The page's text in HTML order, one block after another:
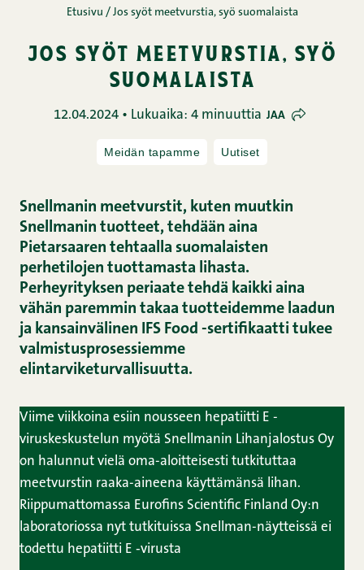
Etusivu / Jos syöt meetvurstia, syö suomalaista
jos syöt meetvurstia, syö
suomalaista
12.04.2024 • Lukuaika: 4 minuuttia JAA
Meidän tapamme Uutiset
Snellmanin meetvurstit, kuten muutkin
Snellmanin tuotteet, tehdään aina
Pietarsaaren tehtaalla suomalaisten
perhetilojen tuottamasta lihasta.
Perheyrityksen periaate tehdä kaikki aina
vähän paremmin takaa tuotteidemme laadun
ja kansainvälinen IFS Food -sertifikaatti tukee
valmistusprosessiemme
elintarviketurvallisuutta.
Viime viikkoina esiin nousseen hepatiitti E -
viruskeskustelun myötä Snellmanin Lihanjalostus Oy
on halunnut vielä oma-aloitteisesti tutkituttaa
meetvurstin raaka-aineena käyttämänsä lihan.
Riippumattomassa Eurofins Scientific Finland Oy:n
laboratoriossa nyt tutkituissa Snellman-näytteissä ei
todettu hepatiitti E ‑virusta